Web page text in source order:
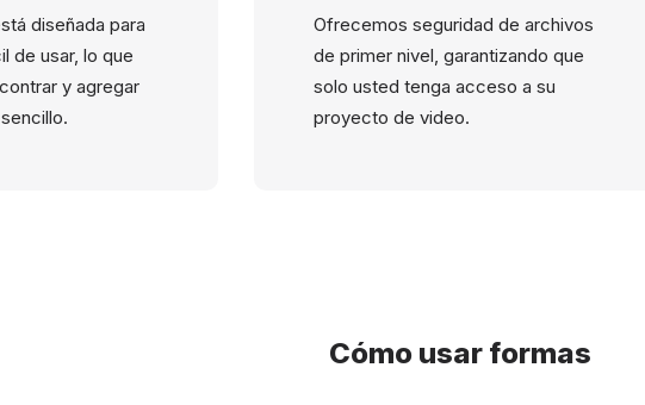
diseñada para
de usar, lo que
y agregar
Ofrecemos seguridad de archivos
de primer nivel, garantizando que
solo usted tenga acceso a su
proyecto de video.
Cómo usar formas